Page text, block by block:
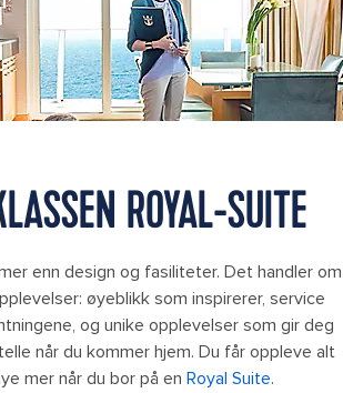
ROYAL-SUITE
enn design og fasiliteter. Det handler om
øyeblikk som inspirerer, service
og unike opplevelser som gir deg
når du kommer hjem. Du får oppleve alt
mer når du bor på en Royal Suite.